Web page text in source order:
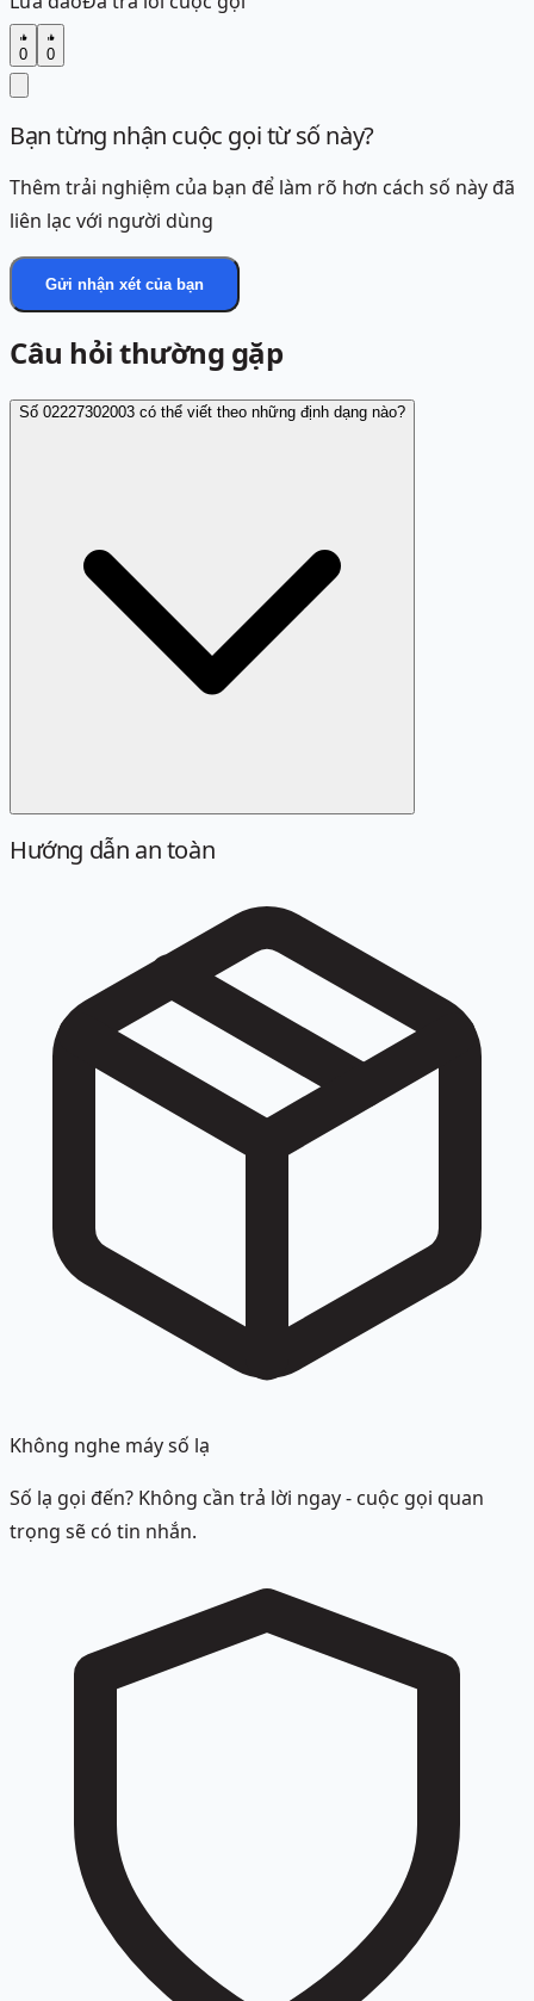
0 0
Bạn từng nhận cuộc gọi từ số này?
Thêm trải nghiệm của bạn để làm rõ hơn cách số này đã
liên lạc với người dùng
Gửi nhận xét của bạn
Câu hỏi thường gặp
Số 02227302003 có thể viết theo những định dạng nào?
Định dạng chuẩn là 02227302003. Các cách viết sau đây
022 2730 2003, +842227302003, +84 22 27302003.
Hướng dẫn an toàn
Không nghe máy số lạ
Số lạ gọi đến? Không cần trả lời ngay - cuộc gọi quan
trọng sẽ có tin nhắn.